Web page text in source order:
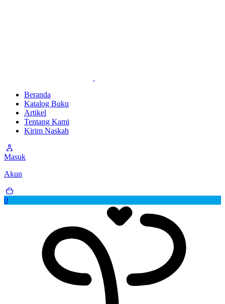
Beranda
Katalog Buku
Artikel
Tentang Kami
Kirim Naskah
Masuk
Akun
0